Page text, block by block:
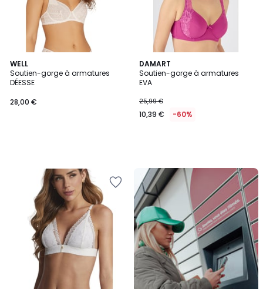
WELL
Soutien-gorge à armatures
DÉESSE
28,00 €
DAMART
Soutien-gorge à armatures
EVA
25,99 €
10,39 € -60%
Nouveau
Livraison
en
Locker
Mondial
Relay